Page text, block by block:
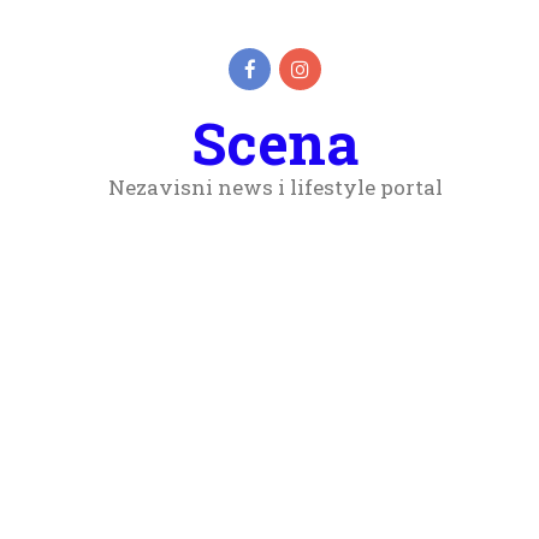
Scena
Nezavisni news i lifestyle portal